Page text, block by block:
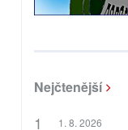
Nejčtenější
1. 8. 2026